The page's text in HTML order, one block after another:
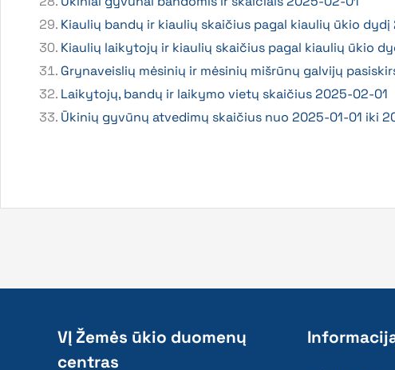
Kiaulių bandų ir kiaulių skaičius pagal kiaulių ūkio
Kiaulių laikytojų ir kiaulių skaičius pagal kiaulių ūkio
Grynaveislių mėsinių ir mėsinių mišrūnų galvijų
Laikytojų, bandų ir laikymo vietų skaičius 2025-02-01
Ūkinių gyvūnų atvedimų skaičius nuo 2025-01-01 iki
VĮ Žemės ūkio duomenų
centras